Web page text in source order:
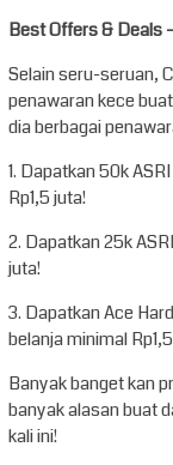
Best Offers & Deals
Selain seru-seruan,
penawaran kece
dia berbagai
1. Dapatkan 50k
Rp1,5 juta!
2. Dapatkan 25k
juta!
3. Dapatkan Ace
belanja minimal
Banyak banget kan
banyak alasan buat
kali ini!